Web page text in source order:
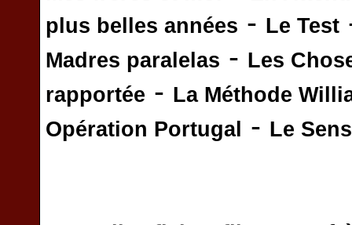
plus belles années - Le Test
Madres paralelas - Les
rapportée - La Méthode
Opération Portugal
- Le